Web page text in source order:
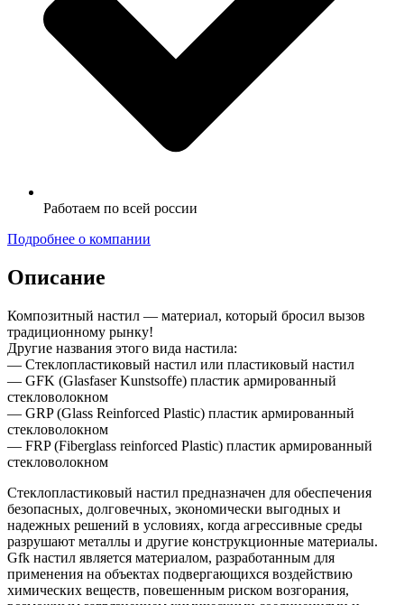
Работаем по всей россии
Подробнее о компании
Описание
Композитный настил — материал, который бросил вызов
традиционному рынку!
Другие названия этого вида настила:
— Стеклопластиковый настил или пластиковый настил
— GFK (Glasfaser Kunstsoffe) пластик армированный
стекловолокном
— GRP (Glass Reinforced Plastic) пластик армированный
стекловолокном
— FRP (Fiberglass reinforced Plastic) пластик армированный
стекловолокном
Стеклопластиковый настил предназначен для обеспечения
безопасных, долговечных, экономически выгодных и
надежных решений в условиях, когда агрессивные среды
разрушают металлы и другие конструкционные материалы.
Gfk настил является материалом, разработанным для
применения на объектах подвергающихся воздействию
химических веществ, повешенным риском возгорания,